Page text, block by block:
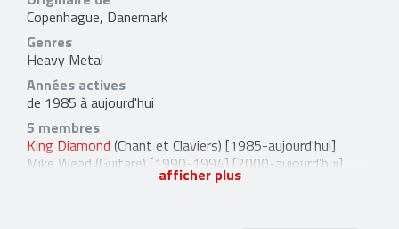
Copenhague, Danemark
Genres
Heavy Metal
Années actives
de 1985 à aujourd'hui
5 membres
King Diamond (Chant et Claviers) [1985-aujourd'hui]
Mike Wead (Guitare) [1990-1994] [2000-aujourd'hui]
(Batterie) [2000-aujourd'hui]
afficher plus